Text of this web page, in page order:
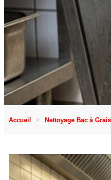
Accueil Nettoyage Bac à